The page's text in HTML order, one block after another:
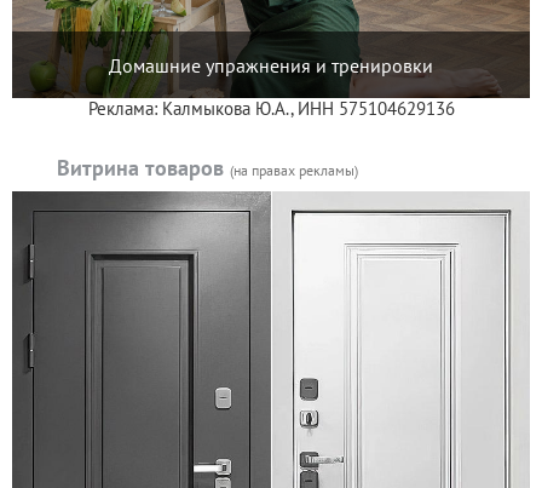
Домашние упражнения и тренировки
Реклама: Калмыкова Ю.А., ИНН 575104629136
Витрина товаров (на правах рекламы)